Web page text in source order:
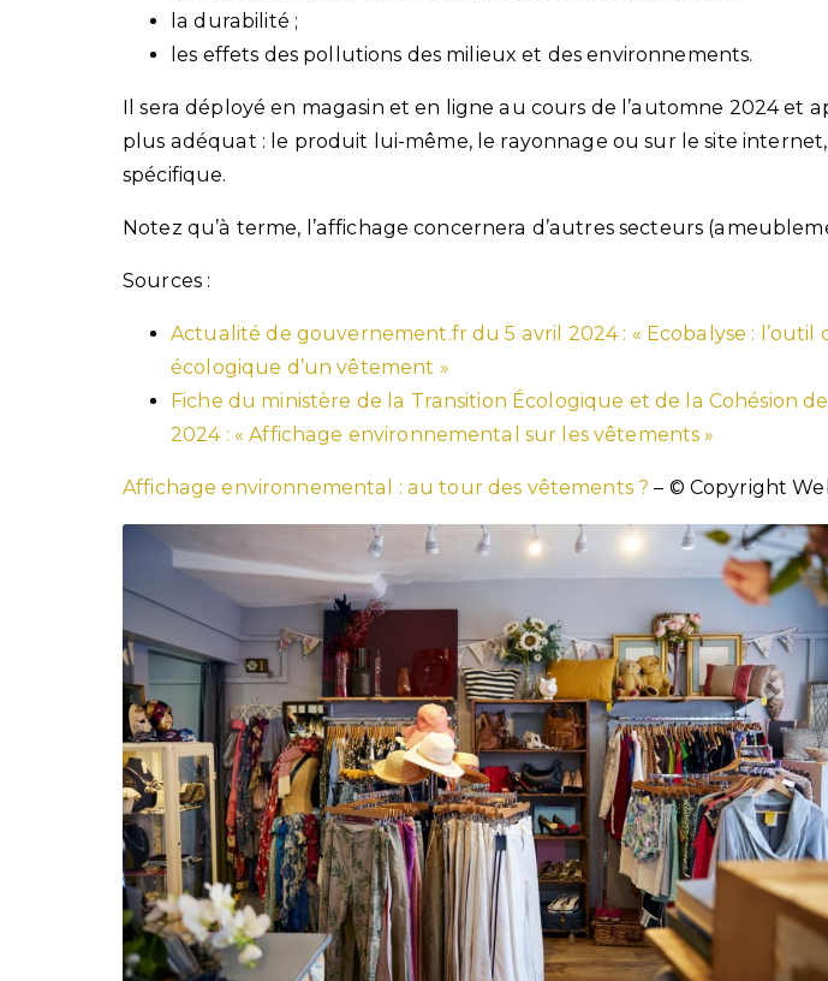
la durabilité ;
les effets des pollutions des milieux et des environnements.
Il sera déployé en magasin et en ligne au cours de l’automne 2024 et
plus adéquat : le produit lui-même, le rayonnage ou sur le site internet,
spécifique.
Notez qu’à terme, l’affichage concernera d’autres secteurs
Sources :
Actualité de gouvernement.fr du 5 avril 2024 : « Ecobalyse : l’outil
écologique d’un vêtement »
Fiche du ministère de la Transition Écologique et de la Cohésion
2024 : « Affichage environnemental sur les vêtements »
Affichage environnemental : au tour des vêtements ? – © Copyright